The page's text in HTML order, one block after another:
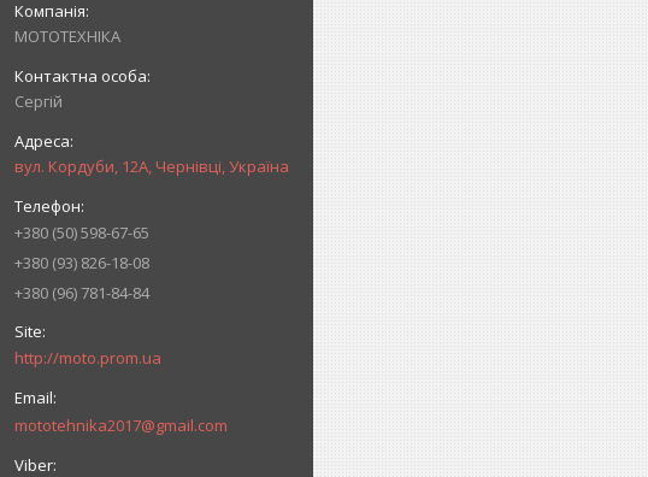
МОТОТЕХНІКА
Сергій
вул. Кордуби, 12А, Чернівці, Україна
+380 (50) 598-67-65
+380 (93) 826-18-08
+380 (96) 781-84-84
http://moto.prom.ua
mototehnika2017@gmail.com